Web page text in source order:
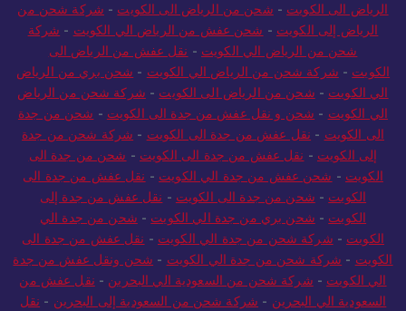
الرياض الى الكويت - شحن من الرياض الى الكويت - شركة شحن من
الرياض إلى الكويت - شحن عفش من الرياض الي الكويت - شركة
شحن من الرياض الي الكويت - نقل عفش من الرياض الى
الكويت - شركة شحن من الرياض الي الكويت - شحن بري من الرياض
الي الكويت - شحن من الرياض الى الكويت - شركة شحن من الرياض
الي الكويت - شحن و نقل عفش من جدة الى الكويت - شحن من جدة
الى الكويت - نقل عفش من جدة الى الكويت - شركة شحن من جدة
إلى الكويت - نقل عفش من جدة الى الكويت - شحن من جدة الى
الكويت - شحن عفش من جدة الي الكويت - نقل عفش من جدة الى
الكويت - شحن من جدة الى الكويت - نقل عفش من جدة إلى
الكويت - شحن بري من جدة الي الكويت - شحن من جدة الي
الكويت - شركة شحن من جدة الي الكويت - نقل عفش من جدة الى
الكويت - شركة شحن من جدة الي الكويت - شحن ونقل عفش من جدة
الي الكويت - شركة شحن من السعودية الي البحرين - نقل عفش من
السعودية الي البحرين - شركة شحن من السعودية إلى البحرين - نقل